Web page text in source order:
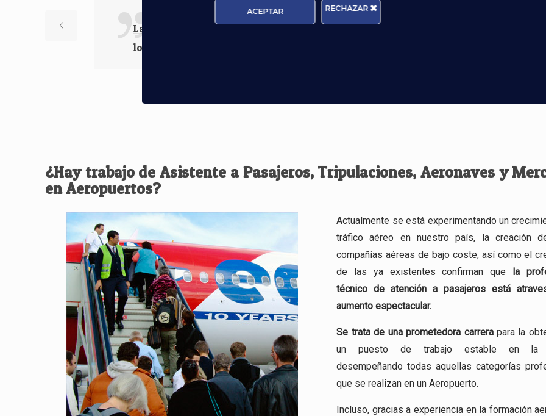
Las ganas de enseñar lo que les gusta hacer y han vivido durante muchos años
los profesores.
¿Hay trabajo de Asistente a Pasajeros, Tripulaciones, Aeronaves y
en Aeropuertos?
Actualmente se está experimentando un
tráfico aéreo en nuestro país, la creación
compañías aéreas de bajo coste, así como el
de las ya existentes confirman que
la
técnico de atención a pasajeros está
aumento espectacular.
Se trata de unaprometedora carrerapara la
un puesto de trabajo estable en la
desempeñando todas aquellas categorías
que se realizan en un Aeropuerto.
Incluso, gracias a experiencia en la formación
ACEPTAR RECHAZAR